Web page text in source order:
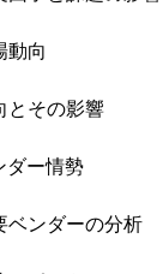
向
その影響
ー情勢
ンダーの分析